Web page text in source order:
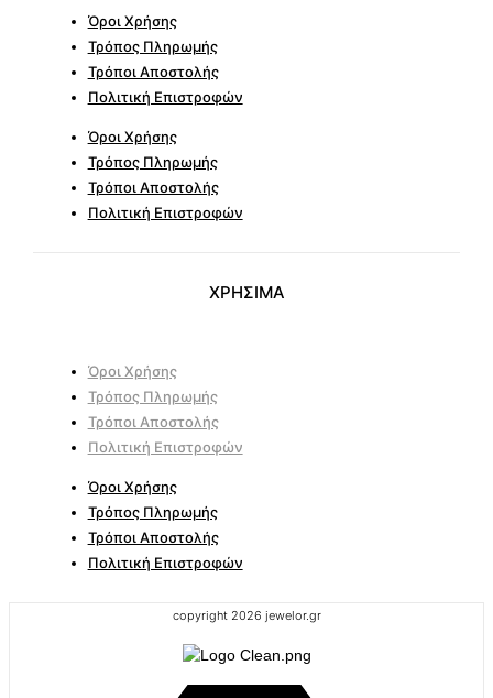
Όροι Χρήσης
Τρόπος Πληρωμής
Τρόποι Αποστολής
Πολιτική Επιστροφών
Όροι Χρήσης
Τρόπος Πληρωμής
Τρόποι Αποστολής
Πολιτική Επιστροφών
ΧΡΗΣΙΜΑ
Όροι Χρήσης
Τρόπος Πληρωμής
Τρόποι Αποστολής
Πολιτική Επιστροφών
Όροι Χρήσης
Τρόπος Πληρωμής
Τρόποι Αποστολής
Πολιτική Επιστροφών
copyright 2026 jewelor.gr